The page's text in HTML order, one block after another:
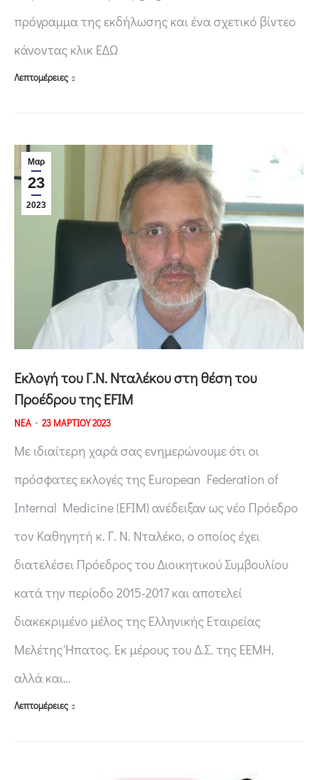
πρόγραμμα της εκδήλωσης και ένα σχετικό βίντεο
κάνοντας κλικ ΕΔΩ
Λεπτομέρειες
Μαρ
23
2023
Εκλογή του Γ.Ν. Νταλέκου στη θέση του
Προέδρου της EFIM
ΝΕΑ 23 ΜΑΡΤΙΟΥ 2023
Με ιδιαίτερη χαρά σας ενημερώνουμε ότι οι
πρόσφατες εκλογές της European Federation of
Internal Medicine (EFIM) ανέδειξαν ως νέο Πρόεδρο
τον Καθηγητή κ. Γ. Ν. Νταλέκο, ο οποίος έχει
διατελέσει Πρόεδρος του Διοικητικού Συμβουλίου
κατά την περίοδο 2015-2017 και αποτελεί
διακεκριμένο μέλος της Ελληνικής Εταιρείας
Μελέτης Ήπατος. Εκ μέρους του Δ.Σ. της ΕΕΜΗ,
αλλά και…
Λεπτομέρειες